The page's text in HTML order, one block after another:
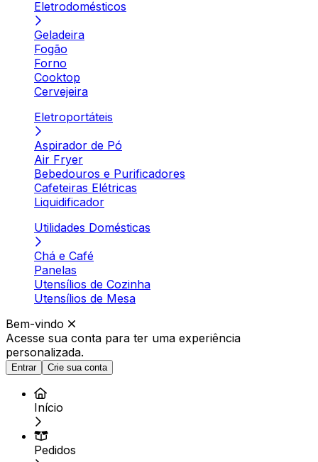
Eletrodomésticos
Geladeira
Fogão
Forno
Cooktop
Cervejeira
Eletroportáteis
Aspirador de Pó
Air Fryer
Bebedouros e Purificadores
Cafeteiras Elétricas
Liquidificador
Utilidades Domésticas
Chá e Café
Panelas
Utensílios de Cozinha
Utensílios de Mesa
Bem-vindo
Acesse sua conta para ter uma experiência
personalizada.
Entrar Crie sua conta
Início
Pedidos